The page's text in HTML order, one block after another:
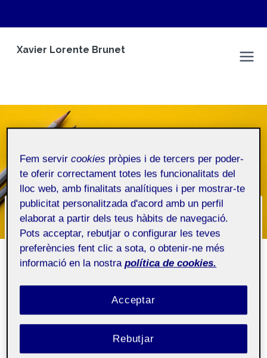
Xavier Lorente Brunet
Qui soc?
Inici/Qui soc?
Fem servircookies pròpies i de tercers per poder-
te oferir correctament totes les funcionalitats del
lloc web, amb finalitats analítiques i per mostrar-te
publicitat personalitzada d'acord amb un perfil
elaborat a partir dels teus hàbits de navegació.
Pots acceptar, rebutjar o configurar les teves
preferències fent clic a sota, o obtenir-ne més
informació en la nostra política de cookies.
Rebutjar
Acceptar